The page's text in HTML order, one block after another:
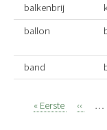
balkenbrij
ballon
band
Paginatie
Eerste
« Eerste
Vorige
‹‹ …